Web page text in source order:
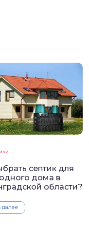
септик для
дома в
области?
далее